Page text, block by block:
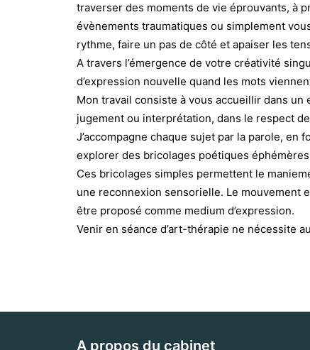
traverser des moments de vie éprouvants, à
évènements traumatiques ou simplement
rythme, faire un pas de côté et apaiser les
A travers l’émergence de votre créativité
d’expression nouvelle quand les mots
Mon travail consiste à vous accueillir dans un
jugement ou interprétation, dans le respect
J’accompagne chaque sujet par la parole, en
explorer des bricolages poétiques
Ces bricolages simples permettent le
une reconnexion sensorielle. Le mouvement
être proposé comme medium d’expression.
Venir en séance d’art-thérapie ne nécessite
A propos du cabinet